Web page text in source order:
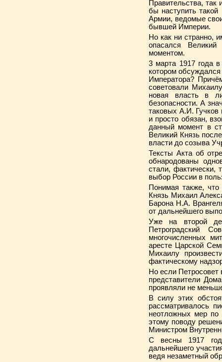
Правительства,
бы наступить
Армии, ведомые
бывшей Империи.
Но как ни странно,
опасался
моментом.
3 марта 1917 года
котором
Императора?
советовали
новая власть в
безопасности. А
таковых А.И.
и просто обязан,
данный момент в
Великий Князь
власти до созыва
Тексты Акта об
обнародованы
стали, фактически,
выбор России в
Понимая также,
Князь Михаил
Барона Н.А.
от дальнейшего
Уже на второй
Петроградский
многочисленных
аресте Царской
Михаилу
фактическому
Но если Петросовет
представители
проявляли не
В силу этих
рассматривалось
неотложных мер по
этому поводу
Министром
С весны 1917
дальнейшего
ведя незаметный